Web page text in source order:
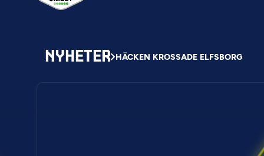
NYHETER HÄCKEN KROSSADE ELFSBORG